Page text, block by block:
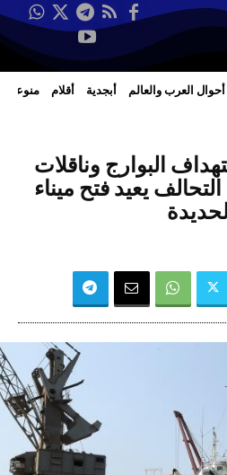
أحوال العرب والعالم أبجدية أقلام منوعات
البوارج وناقلات
التحالف يعيد فتح ميناء